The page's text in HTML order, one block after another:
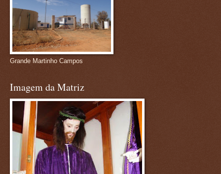
Grande Martinho Campos
Imagem da Matriz